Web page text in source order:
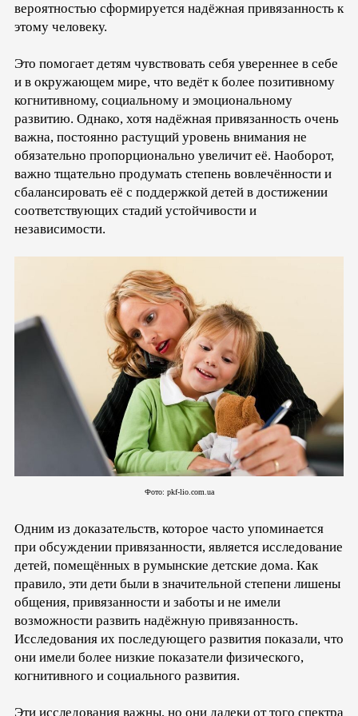
вероятностью сформируется надёжная привязанность к
этому человеку.
Это помогает детям чувствовать себя увереннее в себе
и в окружающем мире, что ведёт к более позитивному
когнитивному, социальному и эмоциональному
развитию. Однако, хотя надёжная привязанность очень
важна, постоянно растущий уровень внимания не
обязательно пропорционально увеличит её. Наоборот,
важно тщательно продумать степень вовлечённости и
сбалансировать её с поддержкой детей в достижении
соответствующих стадий устойчивости и
независимости.
Фото: pkf-lio.com.ua
Одним из доказательств, которое часто упоминается
при обсуждении привязанности, является исследование
детей, помещённых в румынские детские дома. Как
правило, эти дети были в значительной степени лишены
общения, привязанности и заботы и не имели
возможности развить надёжную привязанность.
Исследования их последующего развития показали, что
они имели более низкие показатели физического,
когнитивного и социального развития.
Эти исследования важны, но они далеки от того спектра